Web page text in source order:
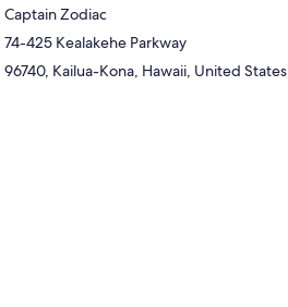
Captain Zodiac
74-425 Kealakehe Parkway
96740, Kailua-Kona, Hawaii, United States